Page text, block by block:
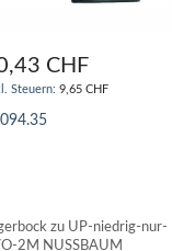
CHF
9,65 CHF
zu UP-niedrig-nur-
2M NUSSBAUM